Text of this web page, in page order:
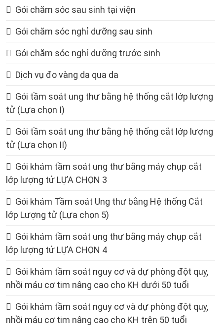
Gói chăm sóc sau sinh tại viện
Gói chăm sóc nghỉ dưỡng sau sinh
Gói chăm sóc nghỉ dưỡng trước sinh
Dịch vụ đo vàng da qua da
Gói tầm soát ung thư bằng hệ thống cắt lớp lượng
tử (Lựa chọn I)
Gói tầm soát ung thư bằng hệ thống cắt lớp lượng
tử (Lựa chọn II)
Gói khám tầm soát ung thư bằng máy chụp cắt
lớp lượng tử LỰA CHỌN 3
Gói khám Tầm soát Ung thư bằng Hệ thống Cắt
lớp Lượng tử (Lựa chọn 5)
Gói khám tầm soát ung thư bằng máy chụp cắt
lớp lượng tử LỰA CHỌN 4
Gói khám tầm soát nguy cơ và dự phòng đột quỵ,
nhồi máu cơ tim nâng cao cho KH dưới 50 tuổi
Gói khám tầm soát nguy cơ và dự phòng đột quỵ,
nhồi máu cơ tim nâng cao cho KH trên 50 tuổi